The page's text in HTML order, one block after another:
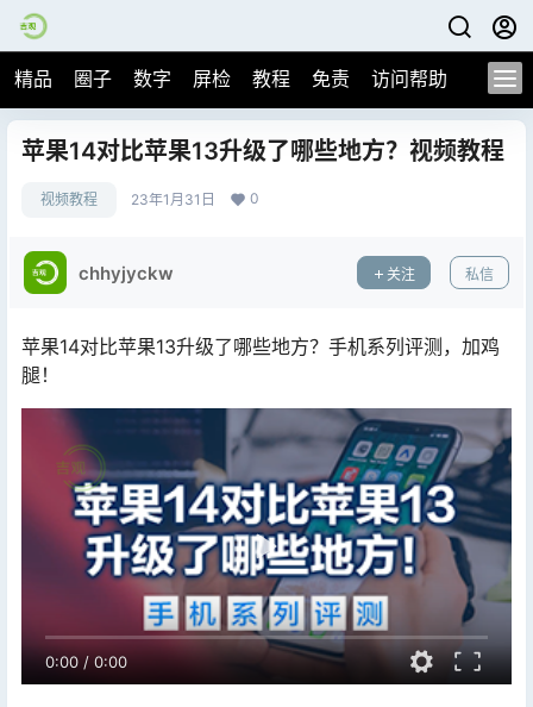
精品 圈子 数字 屏检 教程 免责 访问帮助
苹果14对比苹果13升级了哪些地方？视频教程
视频教程 23年1月31日 0
chhyjyckw 关注 私信
苹果14对比苹果13升级了哪些地方？手机系列评测，加鸡
腿！
0:00/ 0:00